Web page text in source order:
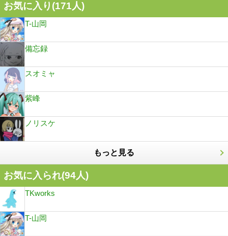
お気に入り(171人)
T-山岡
備忘録
スオミャ
紫峰
ノリスケ
もっと見る
お気に入られ(94人)
TKworks
T-山岡